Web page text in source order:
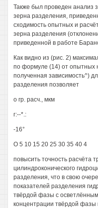
Также был проведен анализ
зерна разделения,
сходимость опытных и
зерна разделения
приведенной в работе
Как видно из (рис. 2)
по формуле (14) от опытных
полученная зависимость^)
разделения позволяет
о гр. расч., мкм
г:--*.:
-16°
О 5 10 15 20 25 30 35 40 4
повысить точность расчёта
цилиндроконического
разделения, что в свою
показателей разделения
твёрдой фазы с
концентрации твёрдой фазы